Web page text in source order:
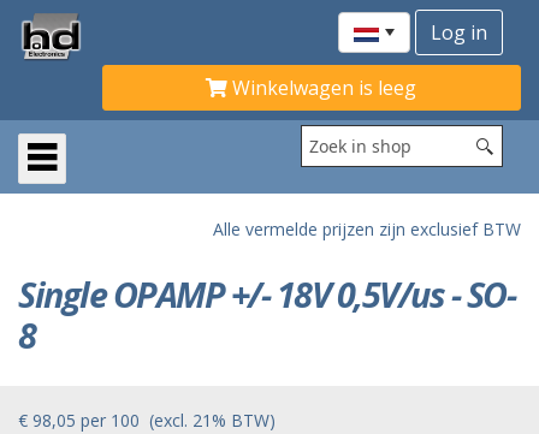
Winkelwagen is leeg
Alle vermelde prijzen zijn exclusief BTW
Single OPAMP +/- 18V 0,5V/us - SO-
8
€ 98,05 per 100 (excl. 21% BTW)